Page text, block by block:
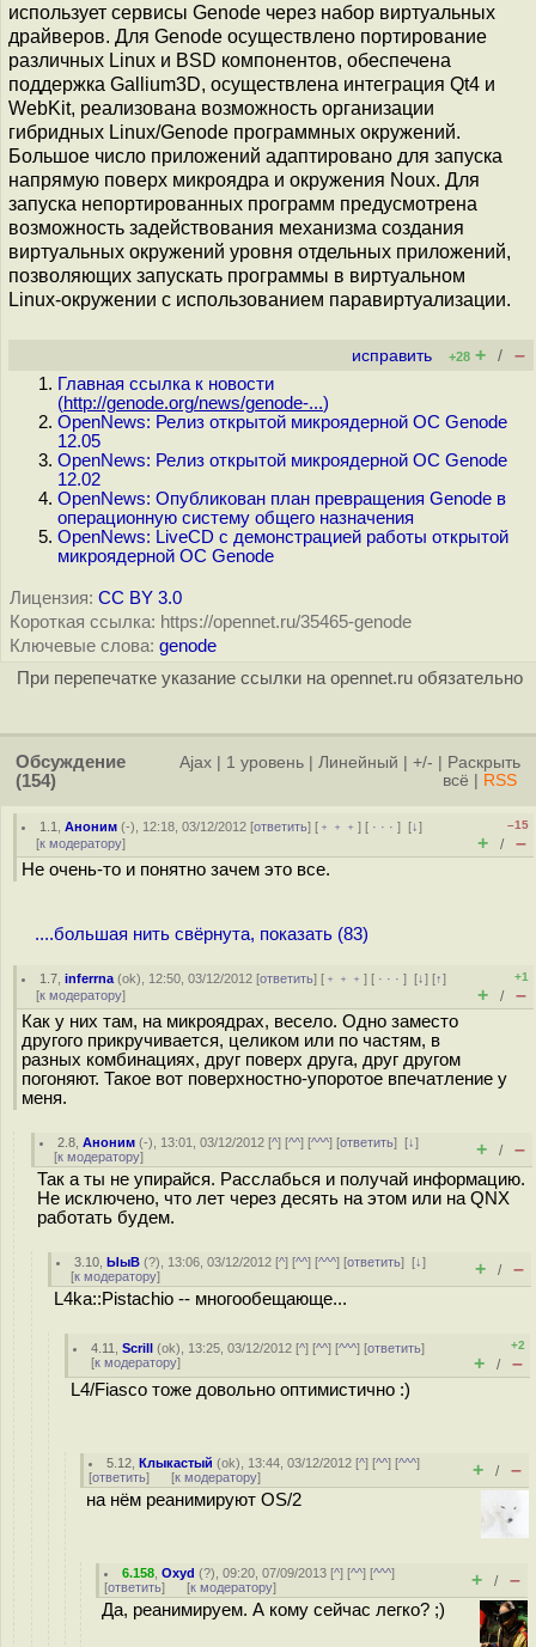
использует сервисы Genode через набор виртуальных
драйверов. Для Genode осуществлено портирование
различных Linux и BSD компонентов, обеспечена
поддержка Gallium3D, осуществлена интеграция Qt4 и
WebKit, реализована возможность организации
гибридных Linux/Genode программных окружений.
Большое число приложений адаптировано для запуска
напрямую поверх микроядра и окружения Noux. Для
запуска непортированных программ предусмотрена
возможность задействования механизма создания
виртуальных окружений уровня отдельных приложений,
позволяющих запускать программы в виртуальном
Linux-окружении с использованием паравиртуализации.
исправить +28 + / –
Главная ссылка к новости
(http://genode.org/news/genode-...)
OpenNews: Релиз открытой микроядерной ОС Genode
12.05
OpenNews: Релиз открытой микроядерной ОС Genode
12.02
OpenNews: Опубликован план превращения Genode в
операционную систему общего назначения
OpenNews: LiveCD с демонстрацией работы открытой
микроядерной ОС Genode
Лицензия: CC BY 3.0
Короткая ссылка: https://opennet.ru/35465-genode
Ключевые слова: genode
При перепечатке указание ссылки на opennet.ru обязательно
Обсуждение
(154)
Ajax 1 уровень Линейный +/-
Раскрыть
всё
RSS
1.1 ,Аноним (-), 12:18, 03/12/2012 [ответить] [ ﹢﹢﹢] [ · · ·][↓]
[к модератору]
–15
+ / –
Не очень-то и понятно зачем это все.
....большая нить свёрнута, показать (83)
1.7 ,inferrna (ok), 12:50, 03/12/2012 [ответить] [ ﹢﹢﹢] [ · · ·][↓] [↑]
[к модератору]
+1
+ / –
Как у них там, на микроядрах, весело. Одно заместо
другого прикручивается, целиком или по частям, в
разных комбинациях, друг поверх друга, друг другом
погоняют. Такое вот поверхностно-упоротое впечатление у
меня.
2.8 ,Аноним (-), 13:01, 03/12/2012 [^] [^^] [^^^] [ответить][↓]
[к модератору] + / –
Так а ты не упирайся. Расслабься и получай информацию.
Не исключено, что лет через десять на этом или на QNX
работать будем.
3.10 ,ЫыВ (?), 13:06, 03/12/2012 [^] [^^] [^^^] [ответить][↓]
[к модератору] + / –
L4ka::Pistachio -- многообещающе...
4.11 ,Scrill (ok), 13:25, 03/12/2012 [^] [^^] [^^^] [ответить]
[к модератору]
+2
+ / –
L4/Fiasсo тоже довольно оптимистично :)
5.12 ,Клыкастый (ok), 13:44, 03/12/2012 [^] [^^] [^^^]
[ответить] [к модератору] + / –
на нём реанимируют OS/2
6.158 ,Oxyd (?), 09:20, 07/09/2013 [^] [^^] [^^^]
[ответить] [к модератору] + / –
Да, реанимируем. А кому сейчас легко? ;)